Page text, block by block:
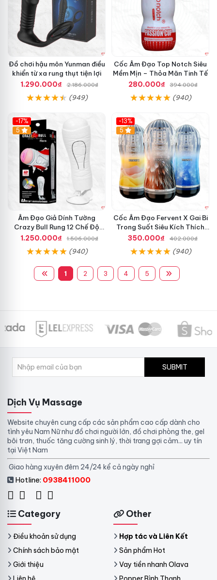
Đồ chơi hậu môn Yunman điều
khiển từ xa rung thụt tiện lợi
1.290.000₫
2.186.000₫
(949)
Cốc Âm Đạo Top Notch Siêu
Mềm Mịn – Thỏa Mãn Tinh Tế
280.000₫
394.000₫
(940)
-17%
5
Âm Đạo Giả Dính Tường
Crazy Bull Rung 12 Chế Độ
Siêu Mạnh
1.250.000₫ 1.506.000₫
(940)
-13%
Hot
5
Cốc Âm Đạo Fervent X Gai Bi
Trong Suốt Siêu Kích Thích
Nam Giới
350.000₫ 402.000₫
(940)
1 2 3 4 5
SUBMIT
Dịch Vụ Massage
Website chuyên cung cấp các sản phẩm cao cấp dành cho
tình yêu Nam Nữ như đồ chơi người lớn, đồ chơi phòng the, gel
bôi trơn, thuốc tăng cường sinh lý, thời trang gợi cảm... uy tín
tại Việt Nam
Giao hàng xuyên đêm 24/24 kể cả ngày nghỉ
Hotline: 0938411000
Category
Điều khoản sử dụng
Chính sách bảo mật
Giới thiệu
Other
Hợp tác và Liên Kết
Sản phẩm Hot
Vay tiền nhanh Olava